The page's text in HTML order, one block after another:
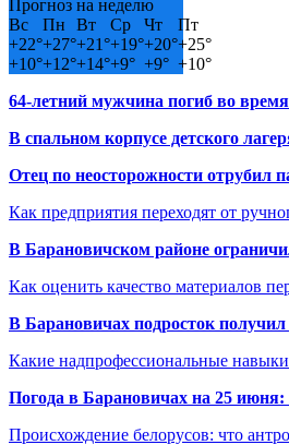
Прогноз на неделю
Вс
Пн Вт Ср Чт
Пт
+22°+27°+21°+19°+20°+25°
+10°+12°+14°+9° +9° +10°
64-летний мужчина погиб во
В спальном корпусе детского
Отец по неосторожности отрубил
Как предприятия переходят от
В Барановичском районе
Как оценить качество материалов
В Барановичах подросток
Какие надпрофессиональные
Погода в Барановичах на 25
Происхождение белорусов: что